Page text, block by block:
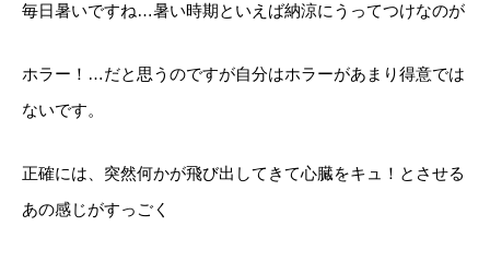
毎日暑いですね…暑い時期といえば納涼にうってつけなのが
ホラー！…だと思うのですが自分はホラーがあまり得意では
ないです。
正確には、突然何かが飛び出してきて心臓をキュ！とさせる
あの感じがすっごく